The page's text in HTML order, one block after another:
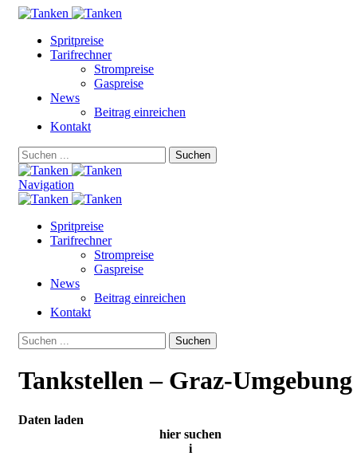
Spritpreise
Tarifrechner
Strompreise
Gaspreise
News
Beitrag einreichen
Kontakt
Suchen
Navigation
Spritpreise
Tarifrechner
Strompreise
Gaspreise
News
Beitrag einreichen
Kontakt
Suchen
Tankstellen – Graz-Umgebung
Daten laden
hier suchen
i